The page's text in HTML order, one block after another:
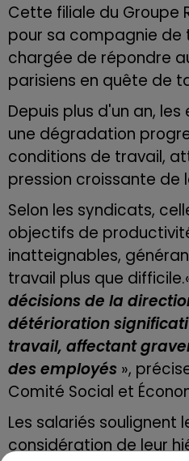
Cette filiale du Groupe
pour sa compagnie de
chargée de répondre
parisiens en quête de
Depuis plus d'un an,
une dégradation
conditions de travail,
pression croissante de
Selon les syndicats,
objectifs de
inatteignables,
travail plus que difficile.
décisions de la
détérioration
travail, affectant
des employés »,
Comité Social et
Les salariés soulignent
considération de leur